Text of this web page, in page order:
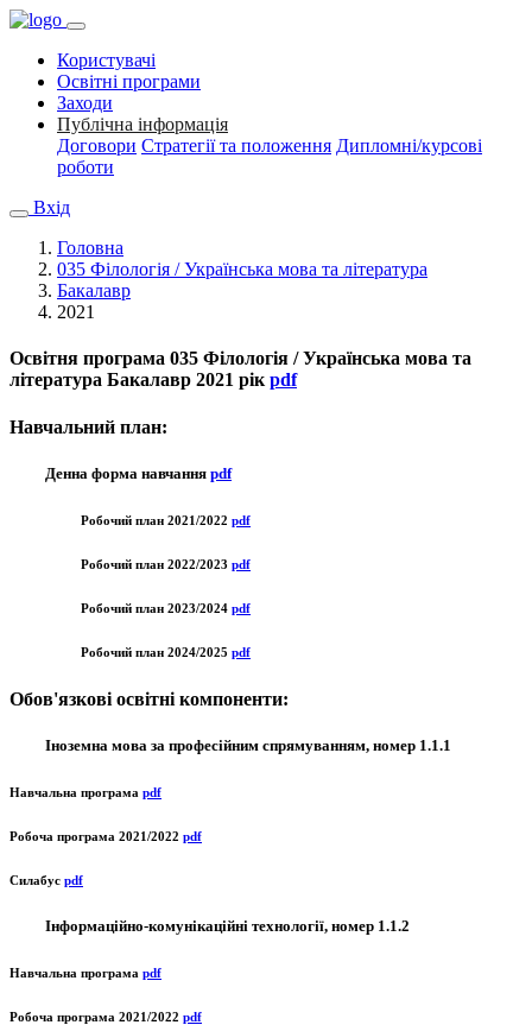
Користувачі
Освітні програми
Заходи
Публічна інформація
Договори Стратегії та положення Дипломні/курсові
роботи
Вхід
Головна
035 Філологія / Українська мова та література
Бакалавр
2021
Освітня програма 035 Філологія / Українська мова та
література Бакалавр 2021 рік pdf
Навчальний план:
Денна форма навчання pdf
Робочий план 2021/2022 pdf
Робочий план 2022/2023 pdf
Робочий план 2023/2024 pdf
Робочий план 2024/2025 pdf
Обов'язкові освітні компоненти:
Іноземна мова за професійним спрямуванням, номер 1.1.1
Навчальна програма pdf
Робоча програма 2021/2022 pdf
Силабус pdf
Інформаційно-комунікаційні технології, номер 1.1.2
Навчальна програма pdf
Робоча програма 2021/2022 pdf